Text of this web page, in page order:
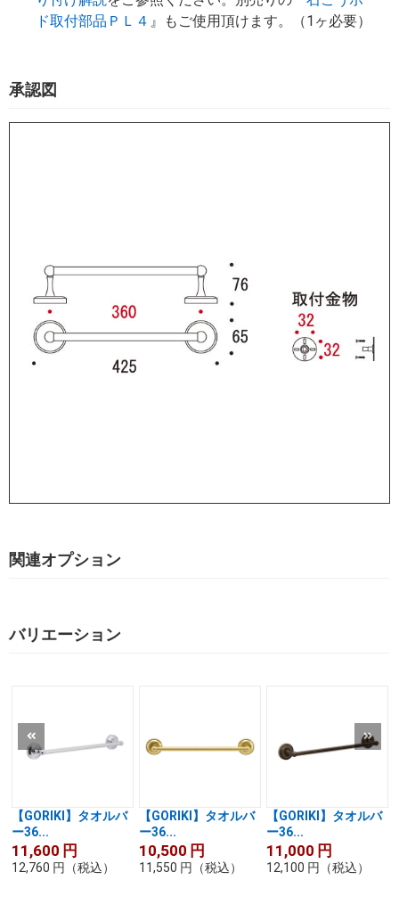
ド取付部品ＰＬ４ 』もご使用頂けます。（1ヶ必要）
承認図
関連オプション
バリエーション
【GORIKI】タオルバ
ー36...
11,600 円
12,760 円 （税込）
【GORIKI】タオルバ
ー36...
10,500 円
11,550 円 （税込）
【GORIKI】タオルバ
ー36...
11,000 円
12,100 円 （税込）